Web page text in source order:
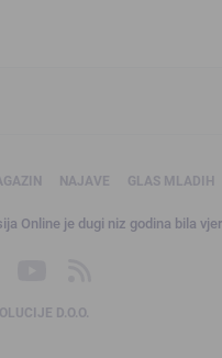
NAJAVE GLAS MLADIH
Online je dugi niz godina bila
D.O.O.